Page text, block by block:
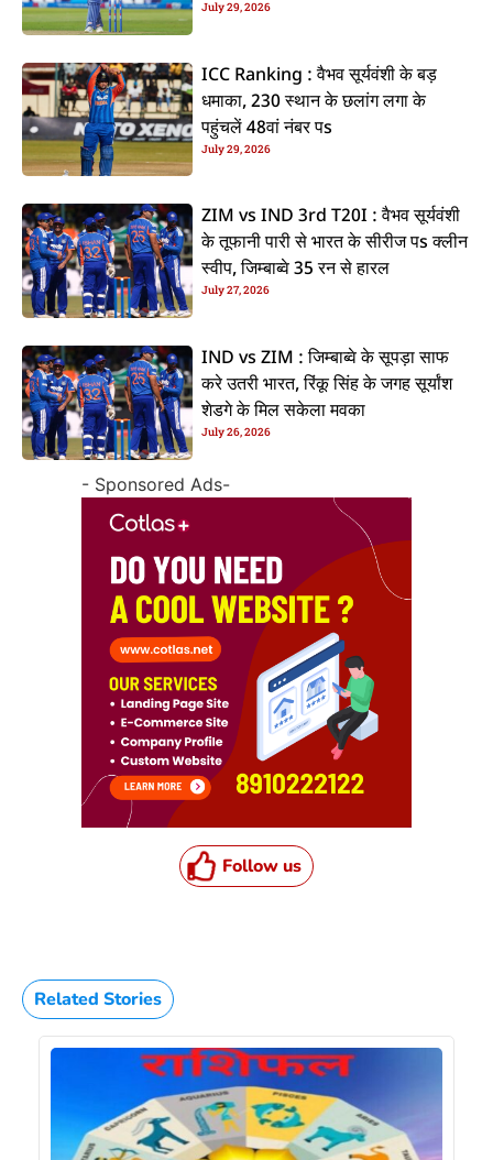
July 29, 2026
ICC Ranking : वैभव सूर्यवंशी के बड़
धमाका, 230 स्थान के छलांग लगा के
पहुंचलें 48वां नंबर पs
July 29, 2026
ZIM vs IND 3rd T20I : वैभव सूर्यवंशी
के तूफानी पारी से भारत के सीरीज पs क्लीन
स्वीप, जिम्बाब्वे 35 रन से हारल
July 27, 2026
IND vs ZIM : जिम्बाब्वे के सूपड़ा साफ
करे उतरी भारत, रिंकू सिंह के जगह सूर्यांश
शेडगे के मिल सकेला मवका
July 26, 2026
- Sponsored Ads-
Follow us
Related Stories